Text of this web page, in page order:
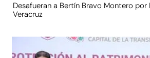
Desafueran a Bertín Bravo Montero por
Veracruz